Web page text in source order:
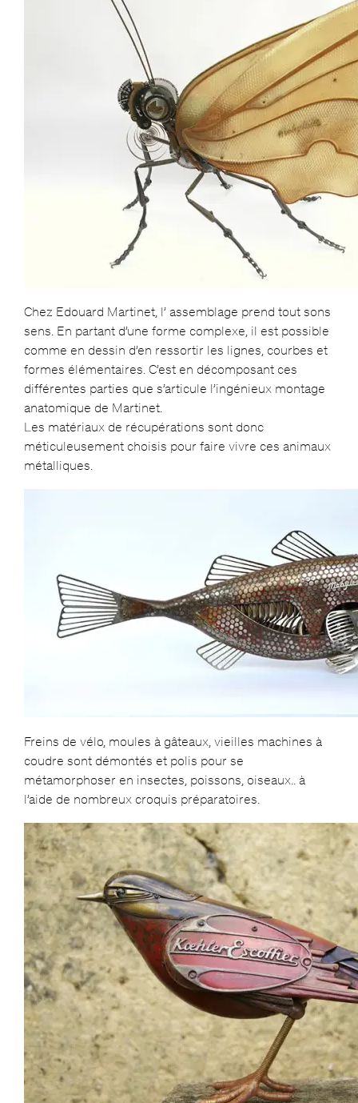
Chez Edouard Martinet, l’ assemblage prend tout sons
sens. En partant d’une forme complexe, il est possible
comme en dessin d’en ressortir les lignes, courbes et
formes élémentaires. C’est en décomposant ces
différentes parties que s’articule l’ingénieux montage
anatomique de Martinet.
Les matériaux de récupérations sont donc
méticuleusement choisis pour faire vivre ces animaux
métalliques.
Freins de vélo, moules à gâteaux, vieilles machines à
coudre sont démontés et polis pour se
métamorphoser en insectes, poissons, oiseaux.. à
l’aide de nombreux croquis préparatoires.